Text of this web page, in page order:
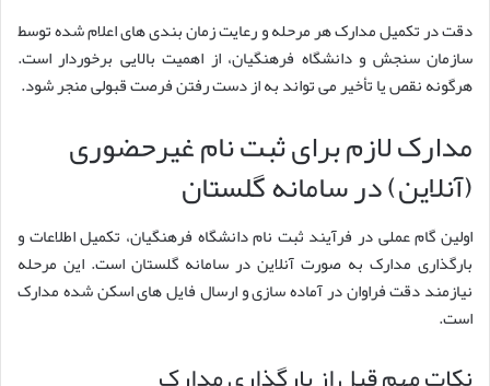
دقت در تکمیل مدارک هر مرحله و رعایت زمان بندی های اعلام شده توسط
سازمان سنجش و دانشگاه فرهنگیان، از اهمیت بالایی برخوردار است.
هرگونه نقص یا تأخیر می تواند به از دست رفتن فرصت قبولی منجر شود.
مدارک لازم برای ثبت نام غیرحضوری
(آنلاین) در سامانه گلستان
اولین گام عملی در فرآیند ثبت نام دانشگاه فرهنگیان، تکمیل اطلاعات و
بارگذاری مدارک به صورت آنلاین در سامانه گلستان است. این مرحله
نیازمند دقت فراوان در آماده سازی و ارسال فایل های اسکن شده مدارک
است.